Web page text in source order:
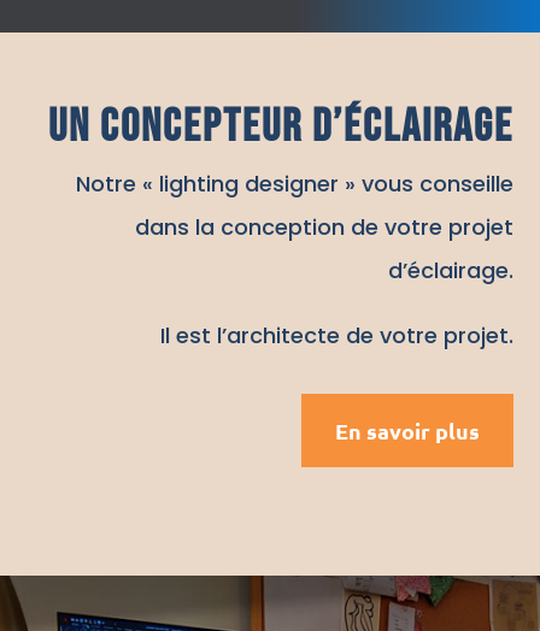
Un concepteur d’éclairage
Notre « lighting designer » vous conseille
dans la conception de votre projet
d’éclairage.
Il est l’architecte de votre projet.
En savoir plus